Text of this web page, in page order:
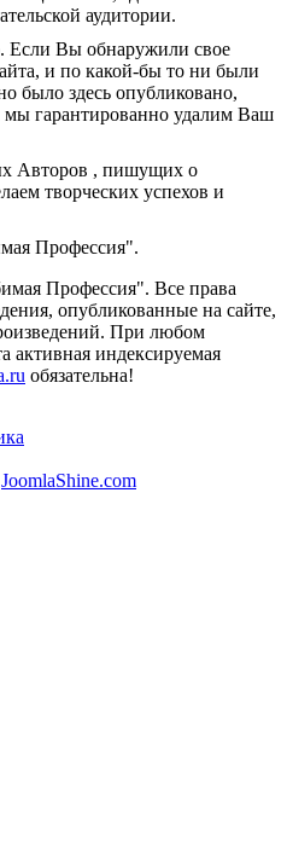
аудитории.
Если Вы обнаружили свое
и по какой-бы то ни были
было здесь опубликовано,
гарантированно удалим Ваш
Авторов , пишущих о
творческих успехов и
Профессия".
Профессия". Все права
опубликованные на сайте,
При любом
активная индексируемая
обязательна!
JoomlaShine.com